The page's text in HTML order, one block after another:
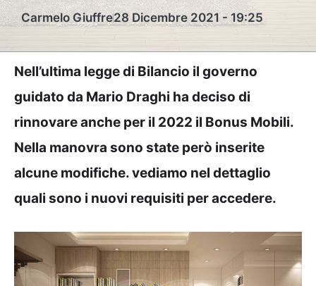
Carmelo Giuffre28 Dicembre 2021 - 19:25
Nell’ultima legge di Bilancio il governo
guidato da Mario Draghi ha deciso di
rinnovare anche per il 2022 il Bonus Mobili.
Nella manovra sono state però inserite
alcune modifiche. vediamo nel dettaglio
quali sono i nuovi requisiti per accedere.